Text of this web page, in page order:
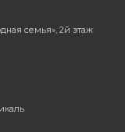
семья», 2й этаж